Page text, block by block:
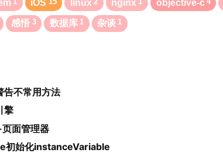
iOS linux nginx objective-c
感悟 3 数据库 1 杂谈 1
告不常用方法
擎
面管理器
初始化instanceVariable